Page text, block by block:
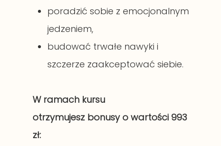
poradzić sobie z emocjonalnym
jedzeniem,
budować trwałe nawyki i
szczerze zaakceptować siebie.
W ramach kursu
otrzymujesz bonusy o wartości 993
zł: